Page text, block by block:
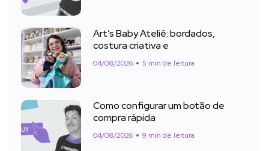
Art’s Baby Ateliê: bordados,
costura criativa e
04/08/2026 5 min de leitura
Como configurar um botão de
compra rápida
04/08/2026 9 min de leitura